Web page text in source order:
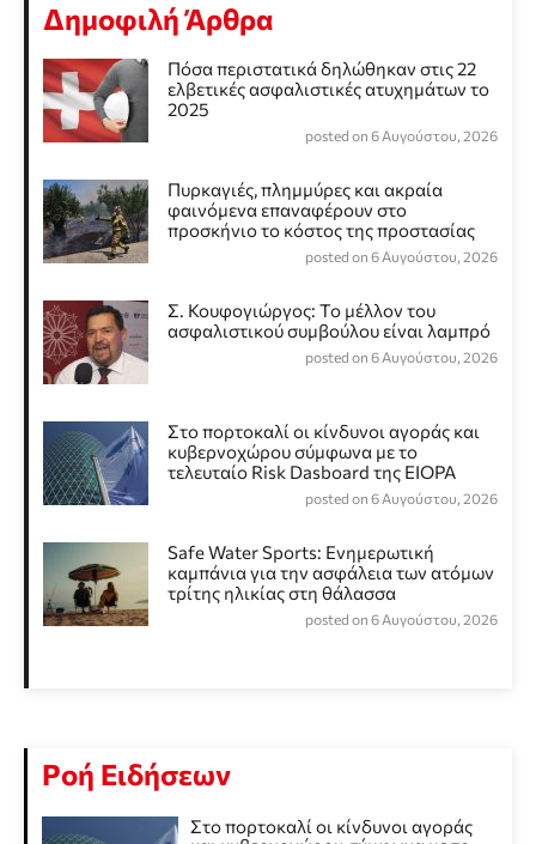
Δημοφιλή Άρθρα
Πόσα περιστατικά δηλώθηκαν στις 22
ελβετικές ασφαλιστικές ατυχημάτων το
2025
posted on 6 Αυγούστου, 2026
Πυρκαγιές, πλημμύρες και ακραία
φαινόμενα επαναφέρουν στο
προσκήνιο το κόστος της προστασίας
posted on 6 Αυγούστου, 2026
Σ. Κουφογιώργος: To μέλλον του
ασφαλιστικού συμβούλου είναι λαμπρό
posted on 6 Αυγούστου, 2026
Στο πορτοκαλί οι κίνδυνοι αγοράς και
κυβερνοχώρου σύμφωνα με το
τελευταίο Risk Dasboard της EIOPA
posted on 6 Αυγούστου, 2026
Safe Water Sports: Eνημερωτική
καμπάνια για την ασφάλεια των ατόμων
τρίτης ηλικίας στη θάλασσα
posted on 6 Αυγούστου, 2026
Ροή Ειδήσεων
Στο πορτοκαλί οι κίνδυνοι αγοράς